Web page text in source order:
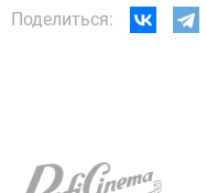
Поделиться: